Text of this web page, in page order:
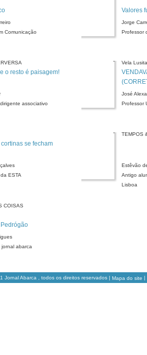
Comunicação
Valores
Jorge
Professor
o resto é paisagem!
associativo
Vela
TANTA
- A Feira
José
Professor
se fecham
ESTA
TEMPOS
Estêvão
Antigo
Lisboa
COISAS
abarca
Jornal Abarca , todos os direitos reservados | Mapa do site |